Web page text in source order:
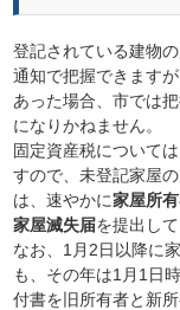
登記されている建物
通知で把握できます
あった場合、市では
になりかねません。
固定資産税について
すので、未登記家屋
は、速やかに家屋所
家屋滅失届を提出して
なお、1月2日以降に
も、その年は1月1日
付書を旧所有者と新